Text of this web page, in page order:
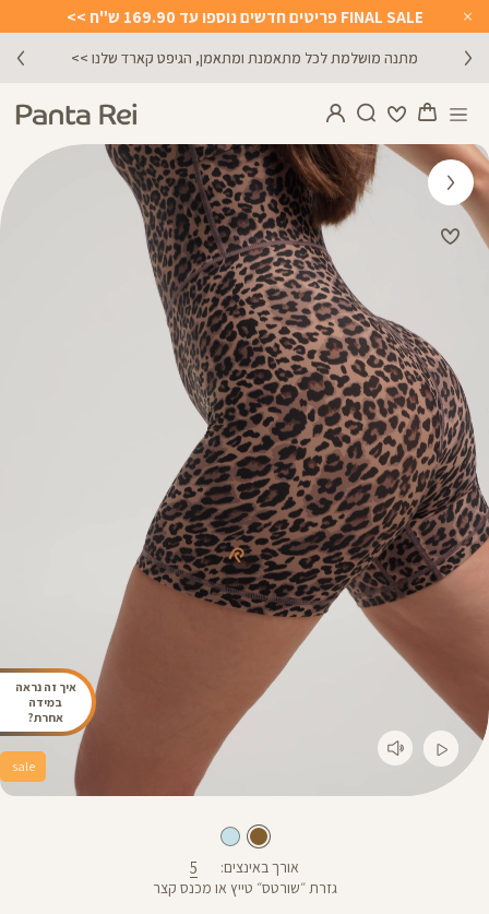
Close
Timer
FINAL SALE פריטים חדשים נוספו עד 169.90 ש"ח >>
מתנה מושלמת לכל מתאמנת ומתאמן, הגיפט קארד שלנו >>
אורך באינצים 5
גזרת ״שורטס״ טייץ או מכנס קצר
איך זה נראה
במידה
אחרת?
sale